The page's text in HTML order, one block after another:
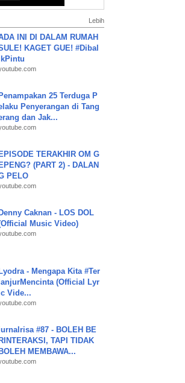
Lebih
INI DI DALAM RUMAH
KAGET GUE! #Dibal
Penampakan 25 Terduga P
Penyerangan di Tang
dan Jak...
EPISODE TERAKHIR OM G
EPENG? (PART 2) - DALAN
PELO
Denny Caknan - LOS DOL
Music Video)
Lyodra - Mengapa Kita #Ter
lanjurMencinta (Official Lyr
Vide...
#87 - BOLEH BE
RINTERAKSI, TAPI TIDAK
BOLEH MEMBAWA...